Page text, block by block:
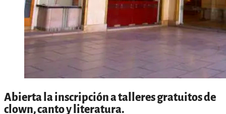
Abierta la inscripción a talleres gratuitos de
clown, canto y literatura.